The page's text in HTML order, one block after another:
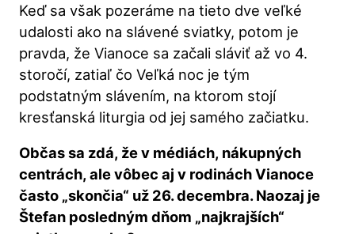
Keď sa však pozeráme na tieto dve veľké
udalosti ako na slávené sviatky, potom je
pravda, že Vianoce sa začali sláviť až vo 4.
storočí, zatiaľ čo Veľká noc je tým
podstatným slávením, na ktorom stojí
kresťanská liturgia od jej samého začiatku.
Občas sa zdá, že v médiách, nákupných
centrách, ale vôbec aj v rodinách Vianoce
často „skončia“ už 26. decembra. Naozaj je
Štefan posledným dňom „najkrajších“